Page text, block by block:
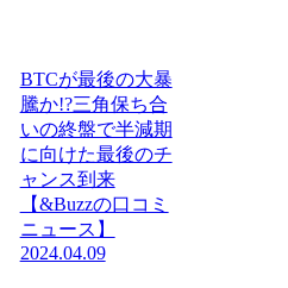
BTCが最後の大暴
騰か!?三角保ち合
いの終盤で半減期
に向けた最後のチ
ャンス到来
【&Buzzの口コミ
ニュース】
2024.04.09